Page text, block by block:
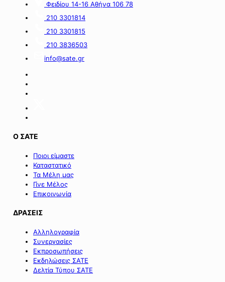
Σαμοθράκης».
Φειδίου 14-16 Αθήνα 106 78
210 3301814
210 3301815
210 3836503
info@sate.gr
Ο ΣΑΤΕ
Ποιοι είμαστε
Καταστατικό
Τα Μέλη μας
Γίνε Μέλος
Επικοινωνία
ΔΡΑΣΕΙΣ
Αλληλογραφία
Συνεργασίες
Εκπροσωπήσεις
Εκδηλώσεις ΣΑΤΕ
Δελτία Τύπου ΣΑΤΕ